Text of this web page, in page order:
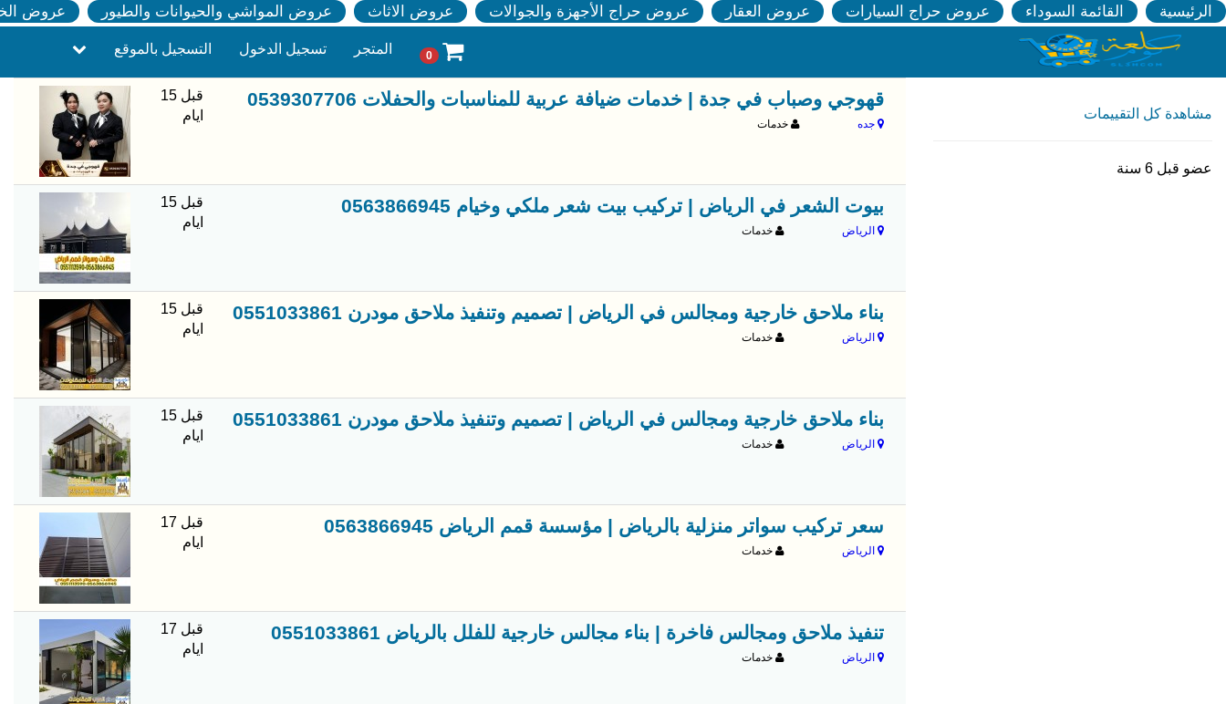
الرئيسية القائمة السوداء عروض حراج السيارات عروض العقار عروض حراج الأجهزة والجوالات عروض الاثاث عروض المواشي والحيوانات والطيور عروض
0 المتجر تسجيل الدخول التسجيل بالموقع
مشاهدة كل التقييمات
عضو قبل 6 سنة
قهوجي وصباب في جدة | خدمات ضيافة عربية للمناسبات والحفلات 0539307706
جده خدمات
قبل 15
ايام
بيوت الشعر في الرياض | تركيب بيت شعر ملكي وخيام 0563866945
الرياض خدمات
قبل 15
ايام
بناء ملاحق خارجية ومجالس في الرياض | تصميم وتنفيذ ملاحق مودرن 0551033861
الرياض خدمات
قبل 15
ايام
بناء ملاحق خارجية ومجالس في الرياض | تصميم وتنفيذ ملاحق مودرن 0551033861
الرياض خدمات
قبل 15
ايام
سعر تركيب سواتر منزلية بالرياض | مؤسسة قمم الرياض 0563866945
الرياض خدمات
قبل 17
ايام
تنفيذ ملاحق ومجالس فاخرة | بناء مجالس خارجية للفلل بالرياض 0551033861
الرياض خدمات
قبل 17
ايام